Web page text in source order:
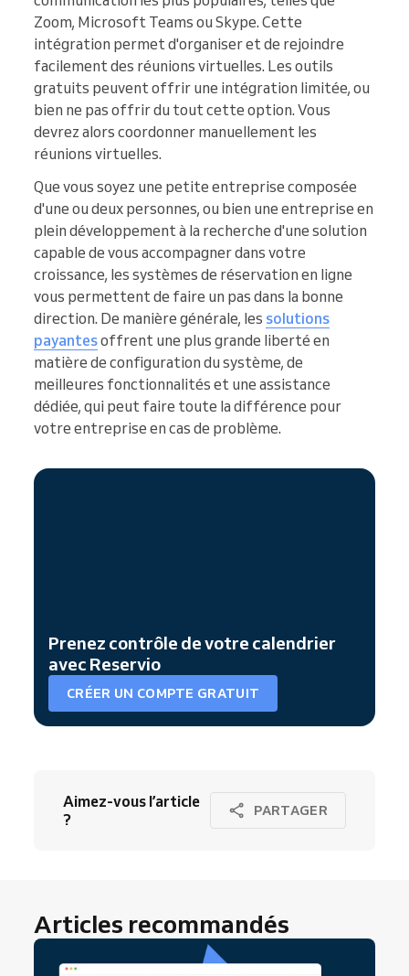
Zoom, Microsoft Teams ou Skype. Cette
intégration permet d'organiser et de rejoindre
facilement des réunions virtuelles. Les outils
gratuits peuvent offrir une intégration limitée, ou
bien ne pas offrir du tout cette option. Vous
devrez alors coordonner manuellement les
réunions virtuelles.
Que vous soyez une petite entreprise composée
d'une ou deux personnes, ou bien une entreprise en
plein développement à la recherche d'une solution
capable de vous accompagner dans votre
croissance, les systèmes de réservation en ligne
vous permettent de faire un pas dans la bonne
direction. De manière générale, les solutions
payantesoffrent une plus grande liberté en
matière de configuration du système, de
meilleures fonctionnalités et une assistance
dédiée, qui peut faire toute la différence pour
votre entreprise en cas de problème.
Prenez contrôle de votre calendrier
avec Reservio
CRÉER UN COMPTE GRATUIT
Aimez-vous l’article
?
PARTAGER
Articles recommandés